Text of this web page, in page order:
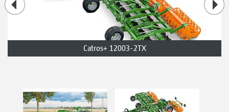
Catros+ 12003-2TX